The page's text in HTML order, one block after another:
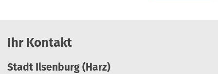
Ihr Kontakt
Stadt Ilsenburg (Harz)